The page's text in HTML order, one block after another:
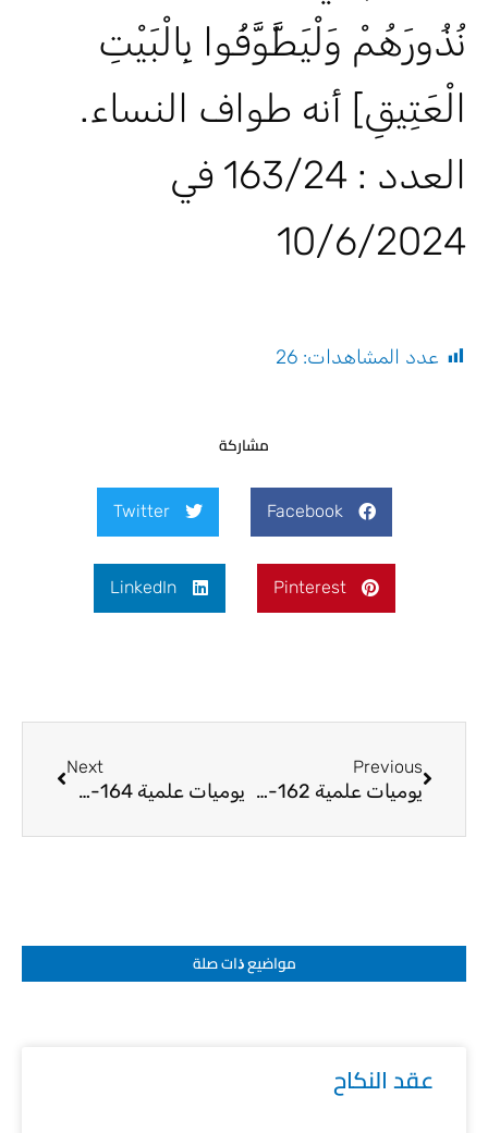
نُذُورَهُمْ وَلْيَطَّوَّفُوا بِالْبَيْتِ
الْعَتِيقِ] أنه طواف النساء.
العدد : 163/24 في
10/6/2024
عدد المشاهدات: 26
مشاركة
Facebook
Twitter
Pinterest
LinkedIn
Previous
يوميات علمية 162-24
Next
يوميات علمية 164-24
مواضيع ﺫات صلة
عقد النكاح